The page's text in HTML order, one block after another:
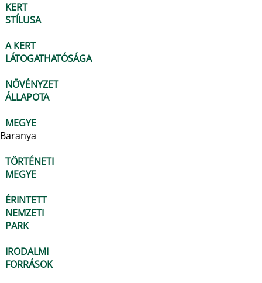
KERT
STÍLUSA
A KERT
LÁTOGATHATÓSÁGA
NÖVÉNYZET
ÁLLAPOTA
MEGYE
Baranya
TÖRTÉNETI
MEGYE
ÉRINTETT
NEMZETI
PARK
IRODALMI
FORRÁSOK